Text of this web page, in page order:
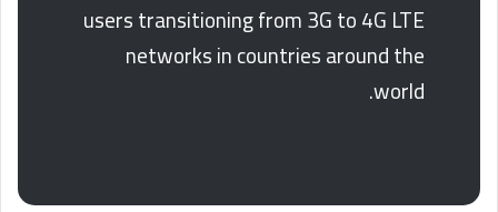
users transitioning from 3G to 4G LTE
networks in countries around the
world.